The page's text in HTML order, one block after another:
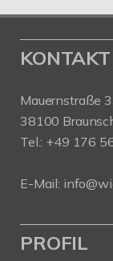
KONTAKT
Mauernstraße
38100
Tel.: +49 176
E-Mail:
PROFIL